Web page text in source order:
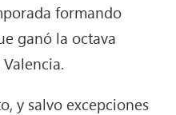
formando
ganó la octava
y salvo excepciones